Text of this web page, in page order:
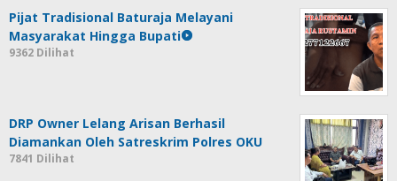
Pijat Tradisional Baturaja Melayani
Masyarakat Hingga Bupati
9362 Dilihat
DRP Owner Lelang Arisan Berhasil
Diamankan Oleh Satreskrim Polres OKU
7841 Dilihat